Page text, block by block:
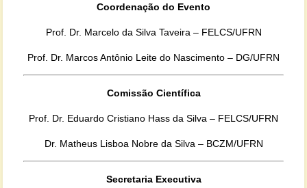
Coordenação do Evento
Prof. Dr. Marcelo da Silva Taveira – FELCS/UFRN
Prof. Dr. Marcos Antônio Leite do Nascimento – DG/UFRN
Comissão Científica
Prof. Dr. Eduardo Cristiano Hass da Silva – FELCS/UFRN
Dr. Matheus Lisboa Nobre da Silva – BCZM/UFRN
Secretaria Executiva